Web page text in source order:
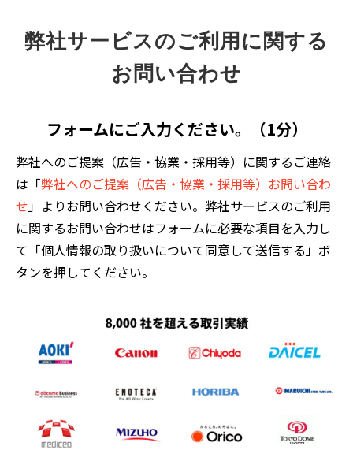
弊社サービスのご利用に関する
お問い合わせ
フォームにご入力ください。（1分）
弊社へのご提案（広告・協業・採用等）に関するご連絡
は「弊社へのご提案（広告・協業・採用等）お問い合わ
せ」よりお問い合わせください。弊社サービスのご利用
に関するお問い合わせはフォームに必要な項目を入力し
て「個人情報の取り扱いについて同意して送信する」ボ
タンを押してください。